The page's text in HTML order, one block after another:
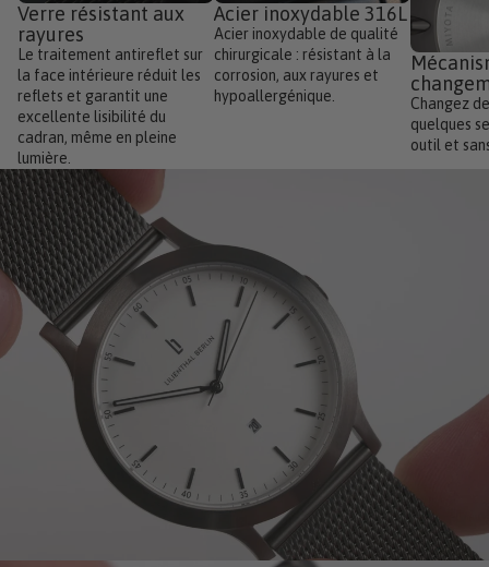
Verre résistant aux
rayures
Le traitement antireflet sur
la face intérieure réduit les
reflets et garantit une
excellente lisibilité du
cadran, même en pleine
lumière.
Acier inoxydable 316L
Acier inoxydable de qualité
chirurgicale : résistant à la
corrosion, aux rayures et
hypoallergénique.
Changez
quelques
outil et